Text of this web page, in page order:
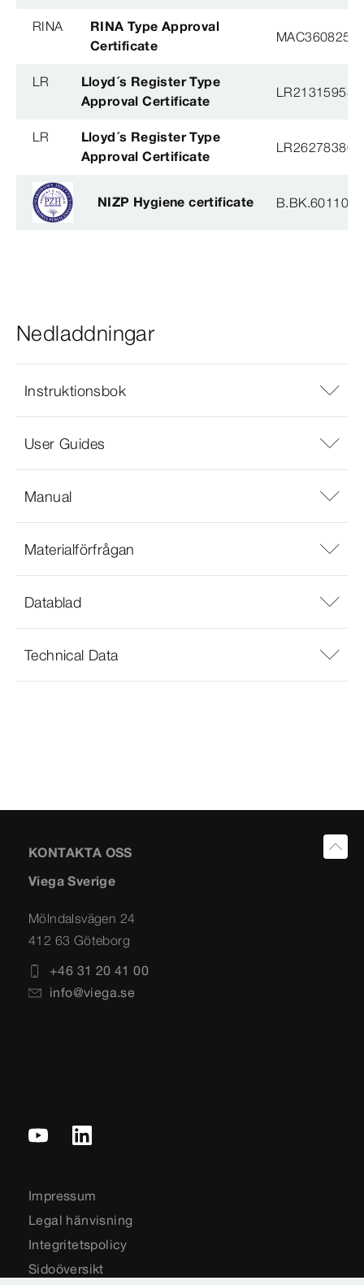
RINA
RINA Type Approval
Certificate
LR
Lloyd´s Register Type
Approval Certificate
LR
Lloyd´s Register Type
Approval Certificate
NIZP Hygiene certificate
Nedladdningar
Instruktionsbok
User Guides
Manual
Materialförfrågan
Datablad
Technical Data
KONTAKTA OSS
Viega Sverige
Mölndalsvägen 24
412 63 Göteborg
+46 31 20 41 00
info@viega.se
Impressum
Legal hänvisning
Integritetspolicy
Sidoöversikt